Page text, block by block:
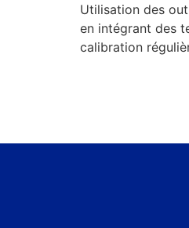
Utilisation des
en intégrant des
calibration